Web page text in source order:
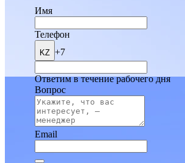
Имя
Телефон
KZ +7
Ответим в течение рабочего дня
Вопрос
Email